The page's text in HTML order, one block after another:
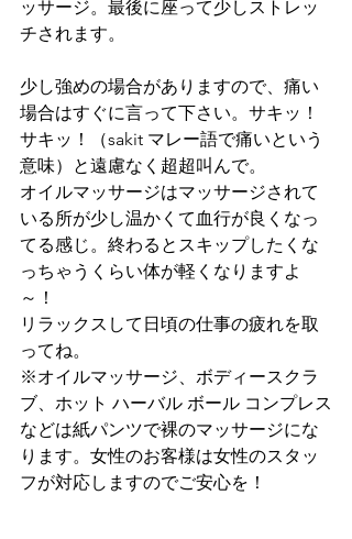
ッサージ。最後に座って少しストレッ
チされます。
少し強めの場合がありますので、痛い
場合はすぐに言って下さい。サキッ！
サキッ！（sakit マレー語で痛いという
意味）と遠慮なく超超叫んで。
オイルマッサージはマッサージされて
いる所が少し温かくて血行が良くなっ
てる感じ。終わるとスキップしたくな
っちゃうくらい体が軽くなりますよ
～！
リラックスして日頃の仕事の疲れを取
ってね。
※オイルマッサージ、ボディースクラ
ブ、ホット ハーバル ボール コンプレス
などは紙パンツで裸のマッサージにな
ります。女性のお客様は女性のスタッ
フが対応しますのでご安心を！